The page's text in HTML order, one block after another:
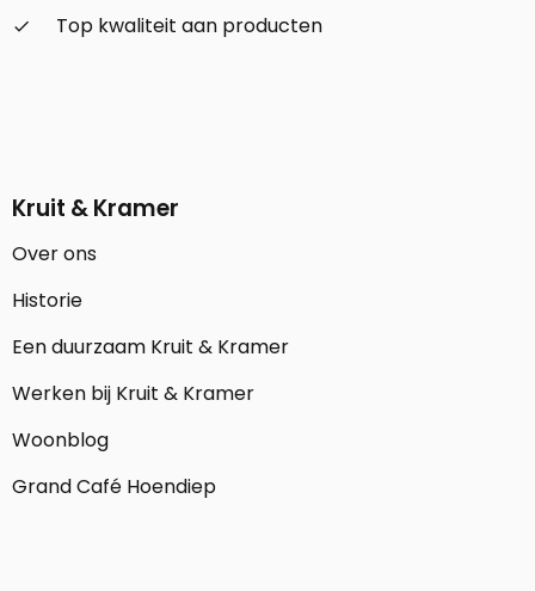
check_small
Top kwaliteit aan producten
Kruit & Kramer
Over ons
Historie
Een duurzaam Kruit & Kramer
Werken bij Kruit & Kramer
Woonblog
Grand Café Hoendiep